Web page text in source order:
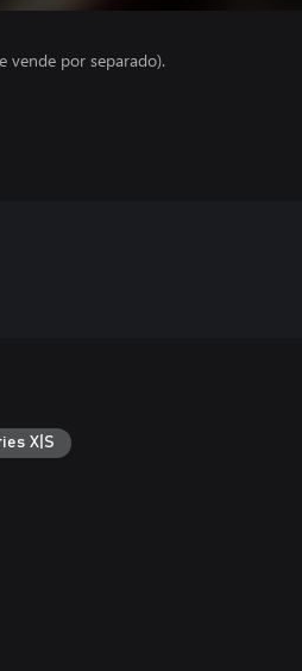
vende por separado).
X|S